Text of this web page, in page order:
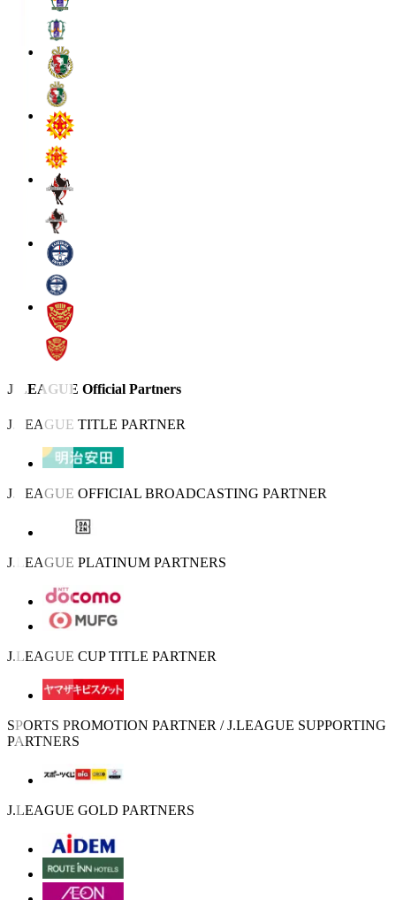
J.LEAGUE Official Partners
J.LEAGUE TITLE PARTNER
J.LEAGUE OFFICIAL BROADCASTING PARTNER
J.LEAGUE PLATINUM PARTNERS
J.LEAGUE CUP TITLE PARTNER
SPORTS PROMOTION PARTNER / J.LEAGUE SUPPORTING
PARTNERS
J.LEAGUE GOLD PARTNERS